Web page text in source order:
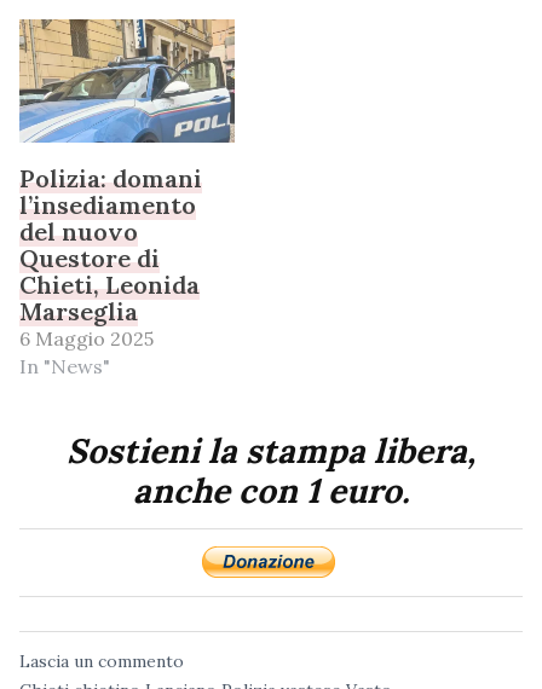
Polizia: domani
l’insediamento
del nuovo
Questore di
Chieti, Leonida
Marseglia
6 Maggio 2025
In "News"
Sostieni la stampa libera,
anche con 1 euro.
Lascia un commento